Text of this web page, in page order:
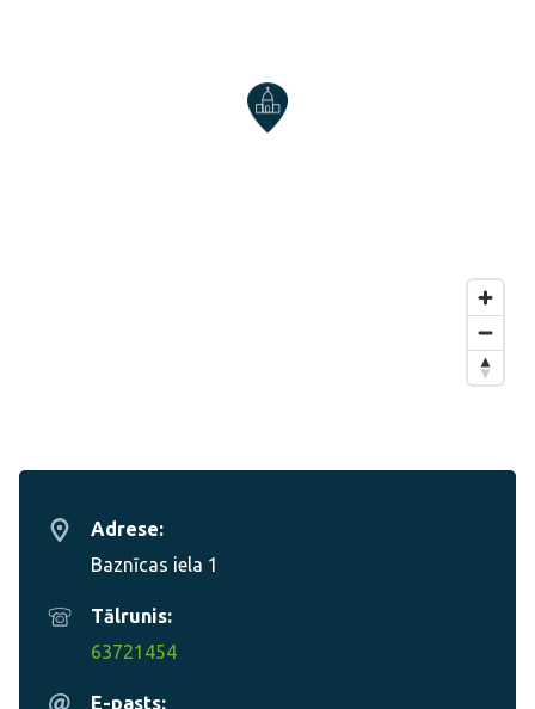
Adrese:
Baznīcas iela 1
Tālrunis:
63721454
E-pasts: